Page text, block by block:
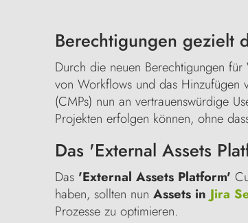
Berechtigungen gezielt
Durch die neuen Berechtigungen für
von Workflows und das Hinzufügen
(CMPs) nun an vertrauenswürdige
Projekten erfolgen können, ohne
Das 'External Assets
Das 'External Assets Platform'
haben, sollten nun Assets in Jira
Prozesse zu optimieren.